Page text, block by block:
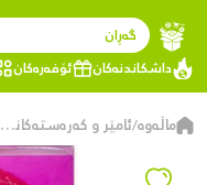
گەڕان
داشکاندنەکان
ئۆفەرەکان
ماڵەوە/ ئامێر و کەرەستەکانی ڕازاندنەوەی قژ